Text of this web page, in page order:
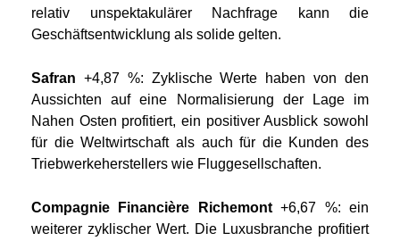
relativ unspektakulärer Nachfrage kann die
Geschäftsentwicklung als solide gelten.
Safran +4,87 %: Zyklische Werte haben von den
Aussichten auf eine Normalisierung der Lage im
Nahen Osten profitiert, ein positiver Ausblick sowohl
für die Weltwirtschaft als auch für die Kunden des
Triebwerkeherstellers wie Fluggesellschaften.
Compagnie Financière Richemont+6,67 %: ein
weiterer zyklischer Wert. Die Luxusbranche profitiert